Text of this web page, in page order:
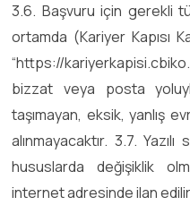
3.6. Başvuru için gerekli
ortamda (Kariyer Kapısı
“https://
bizzat veya posta
taşımayan, eksik, yanlış
alınmayacaktır. 3.7.
hususlarda değişiklik
internet adresinde ilan